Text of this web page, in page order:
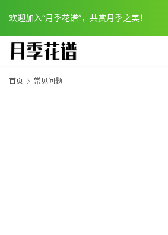
欢迎加入“月季花谱”，共赏月季之美！
首页 常见问题